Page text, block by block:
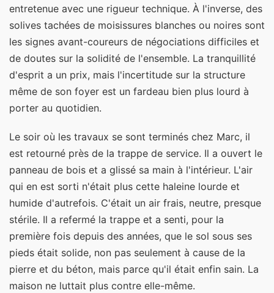
entretenue avec une rigueur technique. À l'inverse, des
solives tachées de moisissures blanches ou noires sont
les signes avant-coureurs de négociations difficiles et
de doutes sur la solidité de l'ensemble. La tranquillité
d'esprit a un prix, mais l'incertitude sur la structure
même de son foyer est un fardeau bien plus lourd à
porter au quotidien.
Le soir où les travaux se sont terminés chez Marc, il
est retourné près de la trappe de service. Il a ouvert le
panneau de bois et a glissé sa main à l'intérieur. L'air
qui en est sorti n'était plus cette haleine lourde et
humide d'autrefois. C'était un air frais, neutre, presque
stérile. Il a refermé la trappe et a senti, pour la
première fois depuis des années, que le sol sous ses
pieds était solide, non pas seulement à cause de la
pierre et du béton, mais parce qu'il était enfin sain. La
maison ne luttait plus contre elle-même.